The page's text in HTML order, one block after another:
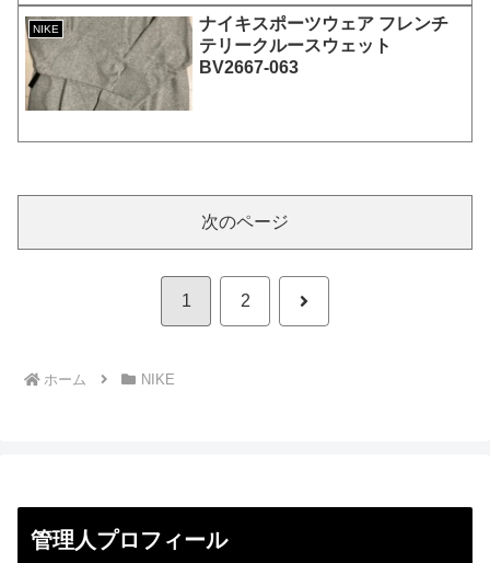
NIKE
ナイキスポーツウェア フレンチ
テリークルースウェット
BV2667-063
次のページ
1 2 次
ホーム NIKE
管理人プロフィール